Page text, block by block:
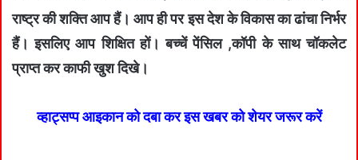
राष्ट्र की शक्ति आप हैं। आप ही पर इस देश के विकास का ढांचा निर्भर
हैं। इसलिए आप शिक्षित हों। बच्चें पेंसिल ,कॉपी के साथ चॉकलेट
प्राप्त कर काफी खुश दिखे।
व्हाट्सप्प आइकान को दबा कर इस खबर को शेयर जरूर करें